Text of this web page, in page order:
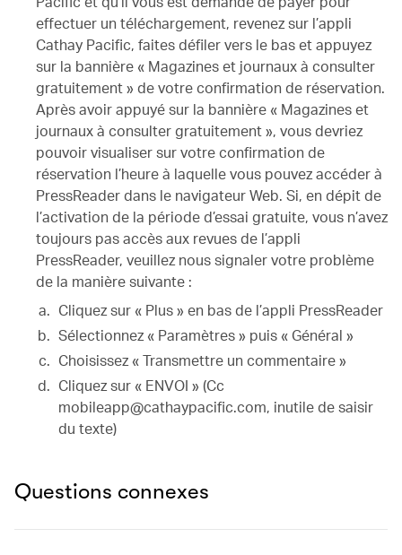
effectuer un téléchargement, revenez sur l’appli
Cathay Pacific, faites défiler vers le bas et appuyez
sur la bannière « Magazines et journaux à consulter
gratuitement » de votre confirmation de réservation.
Après avoir appuyé sur la bannière « Magazines et
journaux à consulter gratuitement », vous devriez
pouvoir visualiser sur votre confirmation de
réservation l’heure à laquelle vous pouvez accéder à
PressReader dans le navigateur Web. Si, en dépit de
l’activation de la période d’essai gratuite, vous n’avez
toujours pas accès aux revues de l’appli
PressReader, veuillez nous signaler votre problème
de la manière suivante :
Cliquez sur « Plus » en bas de l’appli PressReader
Sélectionnez « Paramètres » puis « Général »
Choisissez « Transmettre un commentaire »
Cliquez sur « ENVOI » (Cc
mobileapp@cathaypacific.com, inutile de saisir
du texte)
Questions connexes